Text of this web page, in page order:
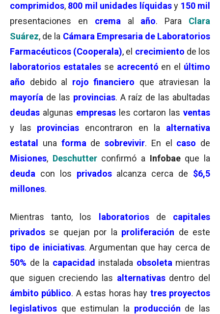
comprimidos, 800 mil unidades líquidas y 150 mil
presentaciones en crema al año. Para Clara
Suárez, de la Cámara Empresaria de Laboratorios
Farmacéuticos (Cooperala), el crecimiento de los
laboratorios estatales se acrecentó en el último
año debido al rojo financiero que atraviesan la
mayoría de las provincias. A raíz de las abultadas
deudas algunas empresas les cortaron lasventas
y las provincias encontraron en la alternativa
estatal
una forma de sobrevivir. En el caso de
Misiones, Deschutter confirmó a Infobaeque la
deuda con los privados alcanza cerca de $6,5
millones.
Mientras tanto, los laboratorios de capitales
privados se quejan por la proliferación de este
tipo de iniciativas. Argumentan que hay cerca de
50% de la capacidad instalada obsoleta mientras
que siguen creciendo las alternativas dentro del
ámbito público. A estas horas hay tres proyectos
legislativos que estimulan la producción de las